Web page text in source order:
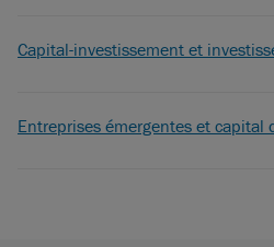
Capital-investissement et
Entreprises émergentes et capital